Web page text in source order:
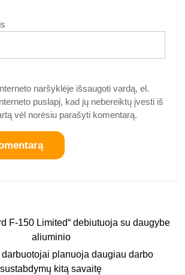
naršyklėje išsaugoti vardą, el.
puslapį, kad jų nebereiktų įvesti iš
vėl norėsiu parašyti komentarą.
F-150 Limited“ debiutuoja su daugybe
aliuminio
darbuotojai planuoja daugiau darbo
sustabdymų kitą savaitę